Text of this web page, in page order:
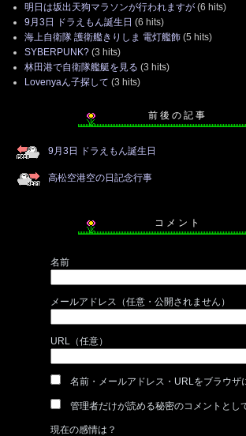
明日は坂出天狗マラソンが行われますが (6 hits)
9月3日 ドラえもん誕生日 (6 hits)
海上自衛隊 護衛艦きりしま 電灯艦飾 (5 hits)
SYBERPUNK? (3 hits)
林田港で自衛隊艦艇を見る (3 hits)
Lovenyaん子探して (3 hits)
前 後 の 記 事
9月3日 ドラえもん誕生日
高松空港空の日記念行事
コ メ ン ト
名前
メールアドレス（任意・公開されません）
URL（任意）
名前・メールアドレス・URLをブラウザ
管理者だけが読める秘密のコメントとし
現在の感情は？